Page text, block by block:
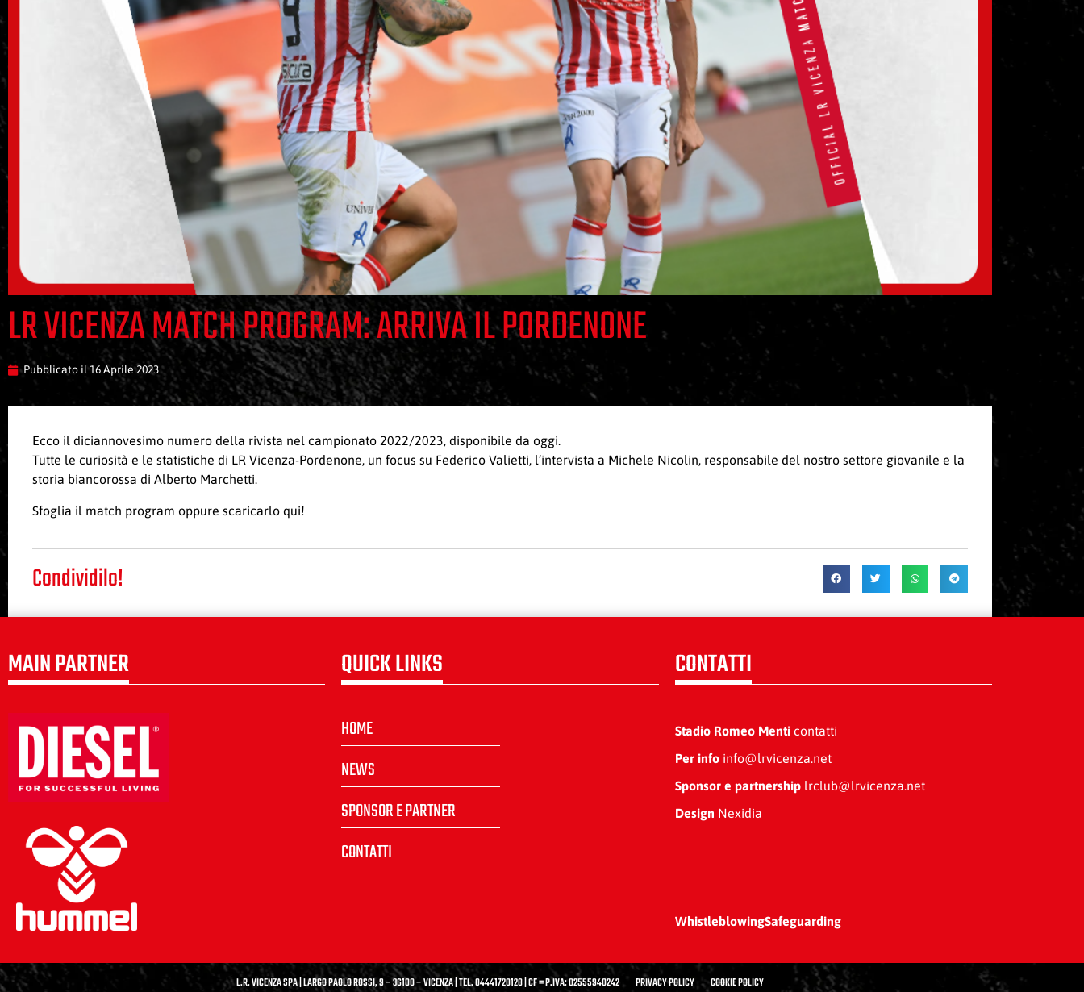
LR VICENZA MATCH PROGRAM: ARRIVA IL PORDENONE
Pubblicato il16 Aprile 2023
Ecco il diciannovesimo numero della rivista nel campionato 2022/2023, disponibile da oggi.
Tutte le curiosità e le statistiche di LR Vicenza-Pordenone, un focus su Federico Valietti, l’intervista a Michele Nicolin, responsabile del nostro settore giovanile e la
storia biancorossa di Alberto Marchetti.
Sfoglia il match program oppure scaricarlo qui!
Condividilo!
MAIN PARTNER QUICK LINKS
HOME
NEWS
SPONSOR E PARTNER
CONTATTI
CONTATTI
Stadio Romeo Menticontatti
Per infoinfo@lrvicenza.net
Sponsor e partnershiplrclub@lrvicenza.net
Design Nexidia
WhistleblowingSafeguarding
L.R. VICENZA SPA | LARGO PAOLO ROSSI, 9 – 36100 – VICENZA | TEL. 04441720128 | CF = P.IVA: 02555940242 PRIVACY POLICY COOKIE POLICY